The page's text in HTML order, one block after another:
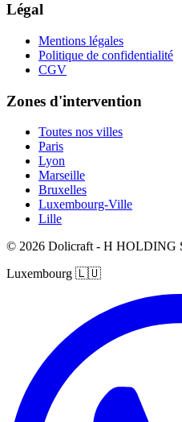
Légal
Mentions légales
Politique de confidentialité
CGV
Zones d'intervention
Toutes nos villes
Paris
Lyon
Marseille
Bruxelles
Luxembourg-Ville
Lille
© 2026 Dolicraft - H HOLDING
Luxembourg 🇱🇺